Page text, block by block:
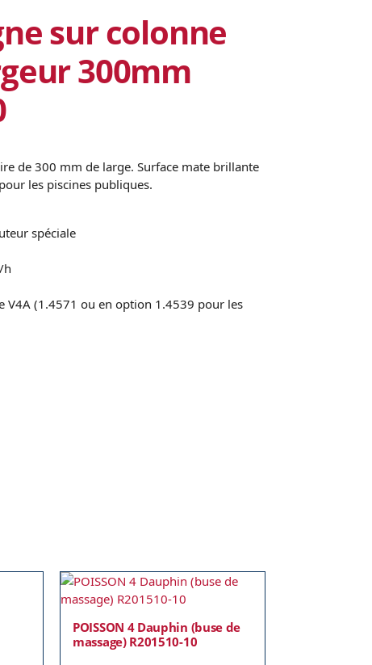
sur colonne
300mm
de 300 mm de large. Surface mate brillante
les piscines publiques.
spéciale
h
V4A (1.4571 ou en option 1.4539 pour les
POISSON 4 Dauphin (buse de
massage) R201510-10